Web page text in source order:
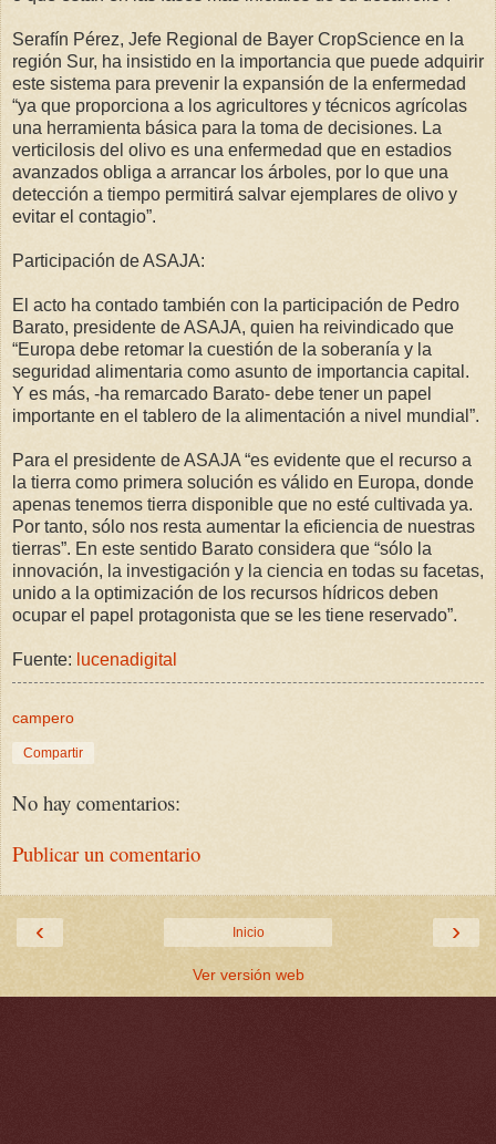
Serafín Pérez, Jefe Regional de Bayer CropScience en la
región Sur, ha insistido en la importancia que puede adquirir
este sistema para prevenir la expansión de la enfermedad
“ya que proporciona a los agricultores y técnicos agrícolas
una herramienta básica para la toma de decisiones. La
verticilosis del olivo es una enfermedad que en estadios
avanzados obliga a arrancar los árboles, por lo que una
detección a tiempo permitirá salvar ejemplares de olivo y
evitar el contagio”.
Participación de ASAJA:
El acto ha contado también con la participación de Pedro
Barato, presidente de ASAJA, quien ha reivindicado que
“Europa debe retomar la cuestión de la soberanía y la
seguridad alimentaria como asunto de importancia capital.
Y es más, -ha remarcado Barato- debe tener un papel
importante en el tablero de la alimentación a nivel mundial”.
Para el presidente de ASAJA “es evidente que el recurso a
la tierra como primera solución es válido en Europa, donde
apenas tenemos tierra disponible que no esté cultivada ya.
Por tanto, sólo nos resta aumentar la eficiencia de nuestras
tierras”. En este sentido Barato considera que “sólo la
innovación, la investigación y la ciencia en todas su facetas,
unido a la optimización de los recursos hídricos deben
ocupar el papel protagonista que se les tiene reservado”.
Fuente: lucenadigital
campero
Compartir
No hay comentarios:
Publicar un comentario
‹ ›
Inicio
Ver versión web